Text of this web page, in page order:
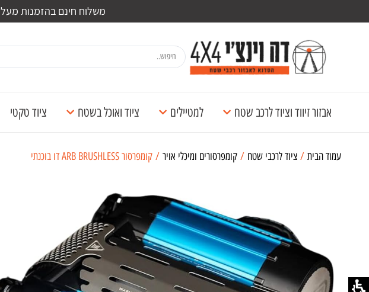
משלוח חינם בהזמנות מעל 999 ש"ח | ניתן לבצע איסוף עצמי מהסניף
אבזור זיווד וציוד לרכב שטח למטיילים ציוד ואוכל בשטח ציוד טקטי
עמוד הבית / ציוד לרכבי שטח / קומפרסורים ומיכלי אויר / קומפרסור ARB BRUSHLESS דו בוכנתי